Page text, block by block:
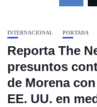
INTERNACIONAL PORTADA
Reporta The
presuntos
de Morena
EE. UU. en